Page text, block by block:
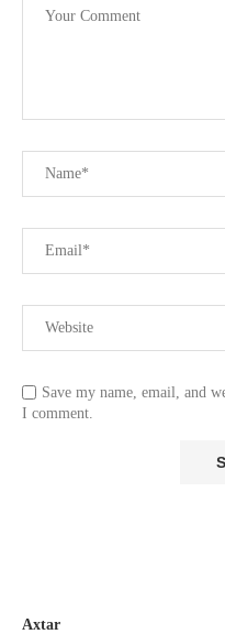
Save my name, email, and
I comment.
Axtar